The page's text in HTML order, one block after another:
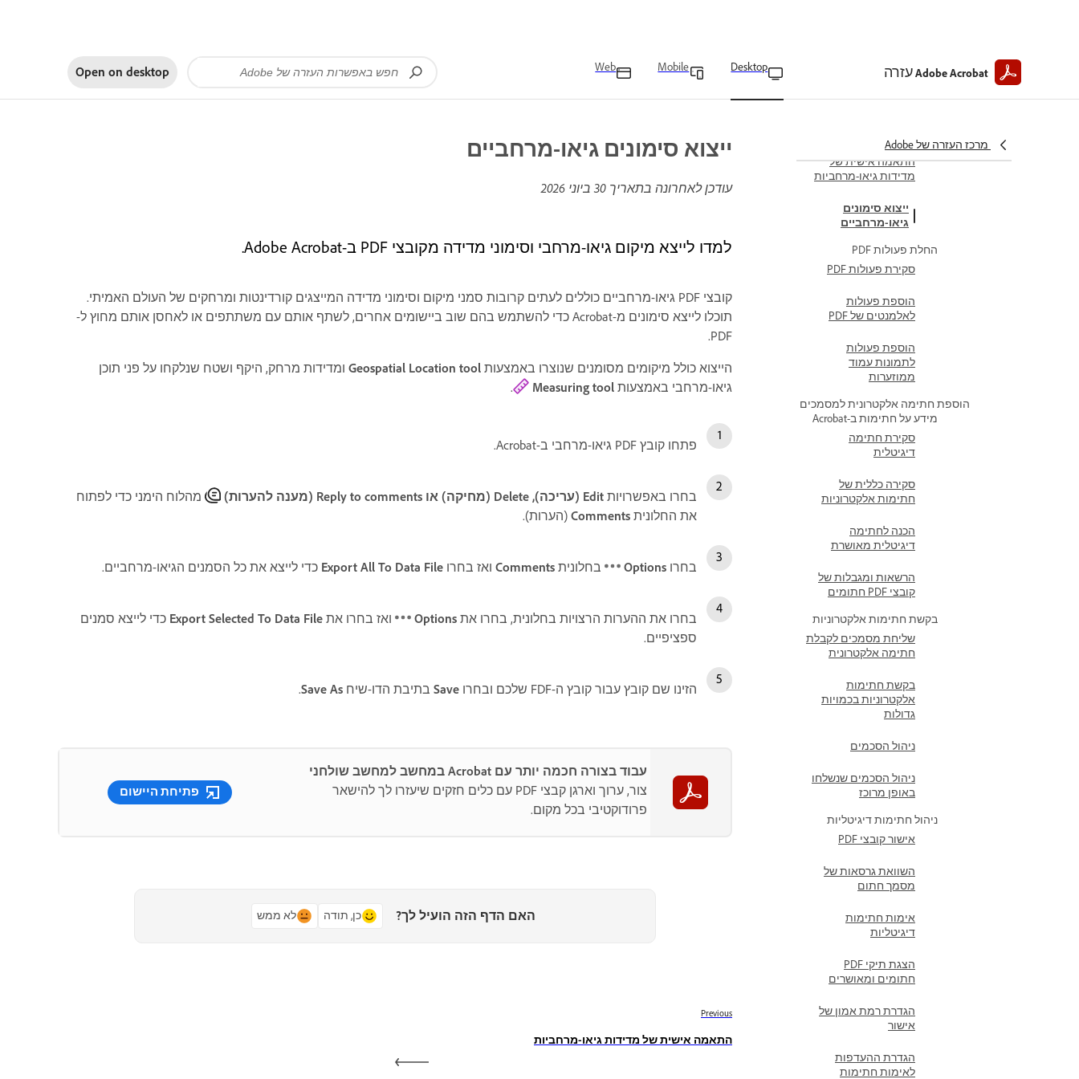
Adobe Acrobatעזרה Desktop
Mobile
Web
Open on desktop
מרכז העזרה של Adobe
התאמה אישית של
מדידות גיאו-מרחביות
ייצוא סימונים
גיאו-מרחביים
החלת פעולות PDF
סקירת פעולות PDF
הוספת פעולות
לאלמנטים של PDF
הוספת פעולות
לתמונות עמוד
ממוזערות
הוספת חתימה אלקטרונית למסמכים
מידע על חתימות ב-Acrobat
סקירת חתימה
דיגיטלית
סקירה כללית של
חתימות אלקטרוניות
הכנה לחתימה
דיגיטלית מאושרת
הרשאות ומגבלות של
קובצי PDF חתומים
בקשת חתימות אלקטרוניות
שליחת מסמכים לקבלת
חתימה אלקטרונית
בקשת חתימות
אלקטרוניות בכמויות
גדולות
ניהול הסכמים
ניהול הסכמים שנשלחו
באופן מרוכז
ניהול חתימות דיגיטליות
אישור קובצי PDF
השוואת גרסאות של
מסמך חתום
אימות חתימות
דיגיטליות
הצגת תיקי PDF
חתומים ומאושרים
הגדרת רמת אמון של
אישור
הגדרת ההעדפות
לאימות חתימות
ייצוא סימונים גיאו-מרחביים
עודכן לאחרונה בתאריך 30 ביוני 2026
למדו לייצא מיקום גיאו-מרחבי וסימוני מדידה מקובצי PDF ב-Adobe Acrobat.
קובצי PDF גיאו-מרחביים כוללים לעתים קרובות סמני מיקום וסימוני מדידה המייצגים קורדינטות ומרחקים של העולם האמיתי.
תוכלו לייצא סימונים מ-Acrobat כדי להשתמש בהם שוב ביישומים אחרים, לשתף אותם עם משתתפים או לאחסן אותם מחוץ ל-
PDF.
הייצוא כולל מיקומים מסומנים שנוצרו באמצעות Geospatial Location tool ומדידות מרחק, היקף ושטח שנלקחו על פני תוכן
גיאו-מרחבי באמצעות Measuring tool
.
פתחו קובץ PDF גיאו-מרחבי ב-Acrobat.
בחרו באפשרויות Edit (עריכה), Delete (מחיקה) או Reply to comments (מענה להערות)
מהלוח הימני כדי לפתוח
את החלונית Comments (הערות).
בחרו Options בחלונית Comments ואז בחרו Export All To Data File כדי לייצא את כל הסמנים הגיאו-מרחביים.
בחרו את ההערות הרצויות בחלונית, בחרו את Options ואז בחרו את Export Selected To Data File כדי לייצא סמנים
ספציפיים.
הזינו שם קובץ עבור קובץ ה-FDF שלכם ובחרו Save בתיבת הדו-שיח Save As
.
עבוד בצורה חכמה יותר עם Acrobat במחשב למחשב שולחני
צור, ערוך וארגן קבצי PDF עם כלים חזקים שיעזרו לך להישאר
פרודוקטיבי בכל מקום.
פתיחת היישום
האם הדף הזה הועיל לך? כן, תודה לא ממש
Previous
התאמה אישית של מדידות גיאו-מרחביות